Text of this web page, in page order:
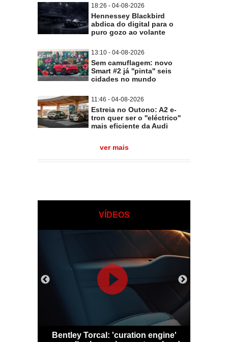
18:26 - 04-08-2026
Hennessey Blackbird
abdica do digital para o
puro gozo ao volante
13:10 - 04-08-2026
Sem camuflagem: novo
Smart #2 já ''pinta'' seis
cidades no mundo
11:46 - 04-08-2026
Estreia no Outono: A2 e-
tron quer ser o ''eléctrico''
mais eficiente da Audi
ver mais
VÍDEOS
Bentley Torcal: 'curation engine'